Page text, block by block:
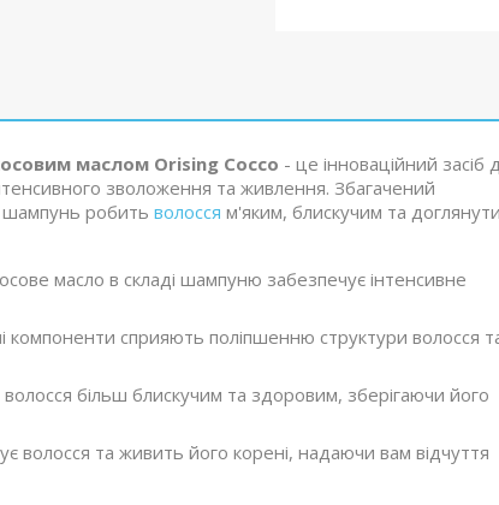
маслом Orising Cocco - це інноваційний засіб
зволоження та живлення. Збагачений
шампунь робить волосся м'яким, блискучим та
масло в складі шампуню забезпечує інтенсивне
компоненти сприяють поліпшенню структури волосся
більш блискучим та здоровим, зберігаючи його
волосся та живить його корені, надаючи вам відчуття